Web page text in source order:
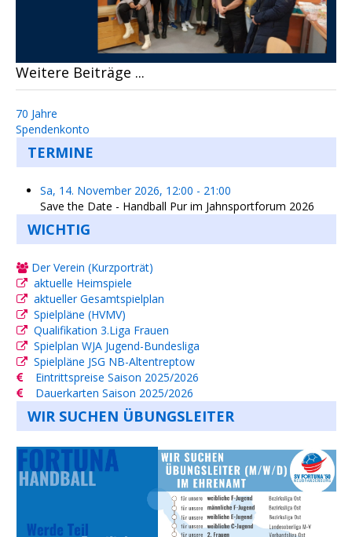
Weitere Beiträge ...
70 Jahre
Spendenkonto
TERMINE
Sa, 14. November 2026, 12:00 - 21:00
Save the Date - Handball Pur im Jahnsportforum 2026
WICHTIG
Der Verein (Kurzporträt)
aktuelle Heimspiele
aktueller Gesamtspielplan
Spielpläne (HVMV)
Qualifikation 3.Liga Frauen
Spielplan WJA Jugend-Bundesliga
Spielpläne JSG NB-Altentreptow
Eintrittspreise Saison 2025/2026
Dauerkarten Saison 2025/2026
WIR SUCHEN ÜBUNGSLEITER